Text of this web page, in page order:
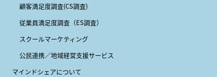
顧客満足度調査(CS調査)
従業員満足度調査（ES調査）
スクールマーケティング
公民連携／地域経営支援サービス
マインドシェアについて